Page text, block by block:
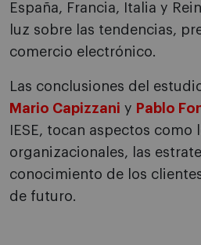
España, Francia, Italia y
luz sobre las tendencias,
comercio electrónico.
Las conclusiones del
Mario Capizzani y Pablo
IESE, tocan aspectos como
organizacionales, las
conocimiento de los
de futuro.